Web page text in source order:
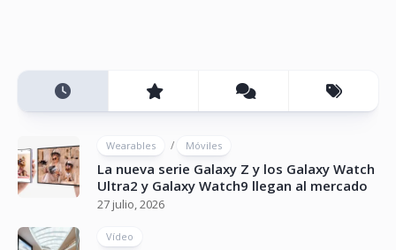
Wearables / Móviles
La nueva serie Galaxy Z y los Galaxy Watch
Ultra2 y Galaxy Watch9 llegan al mercado
27 julio, 2026
Vídeo